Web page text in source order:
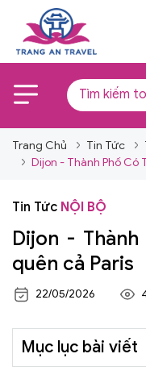
Trang Chủ Tin Tức
Dijon - Thành Phố Có
Tin Tức NỘI BỘ
Dijon -
quên cả Paris
22/05/2026
Mục lục bài viết